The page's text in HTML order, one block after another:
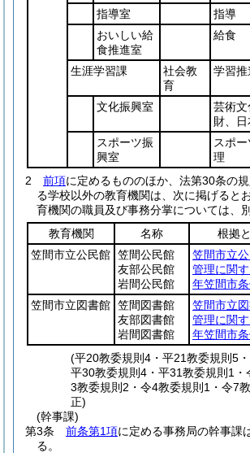
指導室
指導
おいしい給
食推進室
給食
生涯学習課
社会教
育
学習
文化振興室
芸術
財、
スポーツ振
興室
スポ
理
2
前項に定めるもののほか、法第30条の
る学校以外の教育機関は、次に掲げると
育機関の職員及び事務分掌については、
教育機関
名称
根拠
笠間市立公民館 笠間公民館
友部公民館
岩間公民館
笠間市立
管理に関
年笠間市
笠間市立図書館 笠間図書館
友部図書館
岩間図書館
笠間市立
管理に関
年笠間市
(平20教委規則4・平21教委規則5
平30教委規則4・平31教委規則1・
3教委規則2・令4教委規則1・令7
正)
(幹事課)
第3条
前条第1項に定める事務局の幹事課
る。